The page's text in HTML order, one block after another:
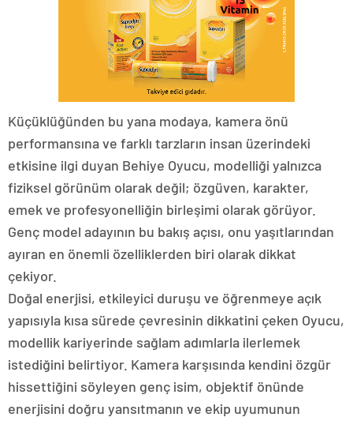
Küçüklüğünden bu yana modaya, kamera önü
performansına ve farklı tarzların insan üzerindeki
etkisine ilgi duyan Behiye Oyucu, modelliği yalnızca
fiziksel görünüm olarak değil; özgüven, karakter,
emek ve profesyonelliğin birleşimi olarak görüyor.
Genç model adayının bu bakış açısı, onu yaşıtlarından
ayıran en önemli özelliklerden biri olarak dikkat
çekiyor.
Doğal enerjisi, etkileyici duruşu ve öğrenmeye açık
yapısıyla kısa sürede çevresinin dikkatini çeken Oyucu,
modellik kariyerinde sağlam adımlarla ilerlemek
istediğini belirtiyor. Kamera karşısında kendini özgür
hissettiğini söyleyen genç isim, objektif önünde
enerjisini doğru yansıtmanın ve ekip uyumunun